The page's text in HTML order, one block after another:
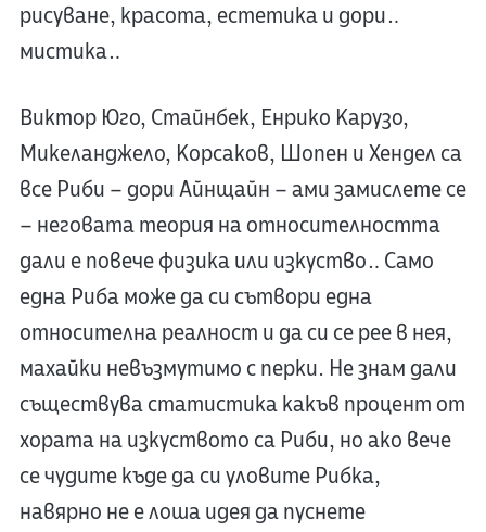
рисуване, красота, естетика и дори…
мистика…
Виктор Юго, Стайнбек, Енрико Карузо,
Микеланджело, Корсаков, Шопен и Хендел са
все Риби – дори Айнщайн – ами замислете се
– неговата теория на относителността
дали е повече физика или изкуство… Само
една Риба може да си сътвори една
относителна реалност и да си се рее в нея,
махайки невъзмутимо с перки. Не знам дали
съществува статистика какъв процент от
хората на изкуството са Риби, но ако вече
се чудите къде да си уловите Рибка,
навярно не е лоша идея да пуснете